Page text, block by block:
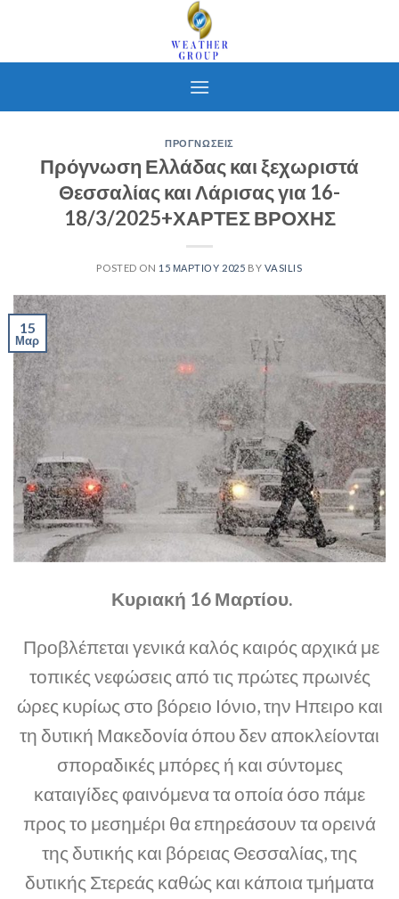
ΠΡΟΓΝΩΣΕΙΣ
Πρόγνωση Ελλάδας και ξεχωριστά
Θεσσαλίας και Λάρισας για 16-
18/3/2025+ΧΑΡΤΕΣ ΒΡΟΧΗΣ
POSTED ON 15 ΜΑΡΤΊΟΥ 2025 BY VASILIS
15
Μαρ
Κυριακή 16 Μαρτίου.
Προβλέπεται γενικά καλός καιρός αρχικά με
τοπικές νεφώσεις από τις πρώτες πρωινές
ώρες κυρίως στο βόρειο Ιόνιο, την Ηπειρο και
τη δυτική Μακεδονία όπου δεν αποκλείονται
σποραδικές μπόρες ή και σύντομες
καταιγίδες φαινόμενα τα οποία όσο πάμε
προς το μεσημέρι θα επηρεάσουν τα ορεινά
της δυτικής και βόρειας Θεσσαλίας, της
δυτικής Στερεάς καθώς και κάποια τμήματα